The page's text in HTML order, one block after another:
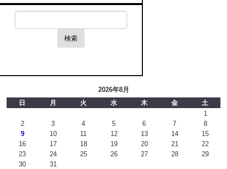
検索
2026年8月
日
月 火 水 木 金
土
1
2
3 4 5 6 7
8
9
10 11 12 13 14
15
16
17 18 19 20 21
22
23
24 25 26 27 28
29
30
31